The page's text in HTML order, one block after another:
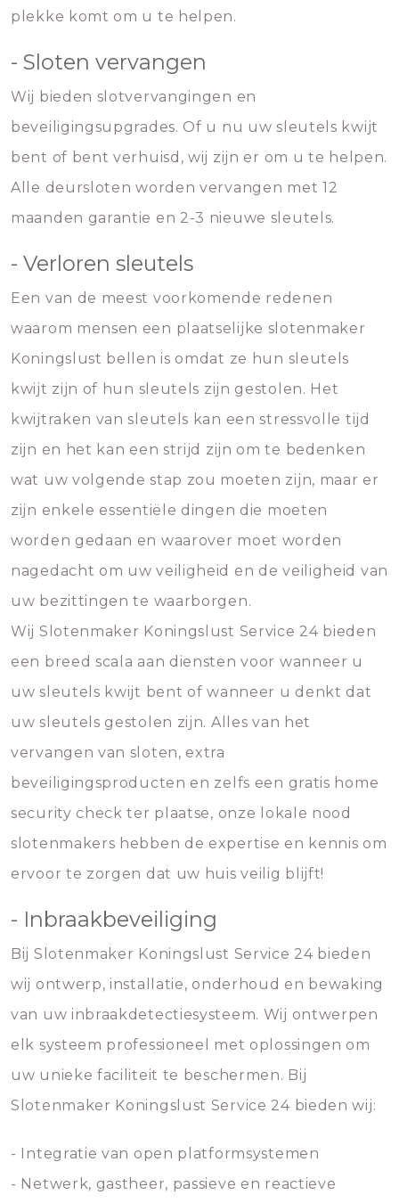
plekke komt om u te helpen.
- Sloten vervangen
Wij bieden slotvervangingen en
beveiligingsupgrades. Of u nu uw sleutels kwijt
bent of bent verhuisd, wij zijn er om u te helpen.
Alle deursloten worden vervangen met 12
maanden garantie en 2-3 nieuwe sleutels.
- Verloren sleutels
Een van de meest voorkomende redenen
waarom mensen een plaatselijke slotenmaker
Koningslust bellen is omdat ze hun sleutels
kwijt zijn of hun sleutels zijn gestolen. Het
kwijtraken van sleutels kan een stressvolle tijd
zijn en het kan een strijd zijn om te bedenken
wat uw volgende stap zou moeten zijn, maar er
zijn enkele essentiële dingen die moeten
worden gedaan en waarover moet worden
nagedacht om uw veiligheid en de veiligheid van
uw bezittingen te waarborgen.
Wij Slotenmaker Koningslust Service 24 bieden
een breed scala aan diensten voor wanneer u
uw sleutels kwijt bent of wanneer u denkt dat
uw sleutels gestolen zijn. Alles van het
vervangen van sloten, extra
beveiligingsproducten en zelfs een gratis home
security check ter plaatse, onze lokale nood
slotenmakers hebben de expertise en kennis om
ervoor te zorgen dat uw huis veilig blijft!
- Inbraakbeveiliging
Bij Slotenmaker Koningslust Service 24 bieden
wij ontwerp, installatie, onderhoud en bewaking
van uw inbraakdetectiesysteem. Wij ontwerpen
elk systeem professioneel met oplossingen om
uw unieke faciliteit te beschermen. Bij
Slotenmaker Koningslust Service 24 bieden wij:
- Integratie van open platformsystemen
- Netwerk, gastheer, passieve en reactieve